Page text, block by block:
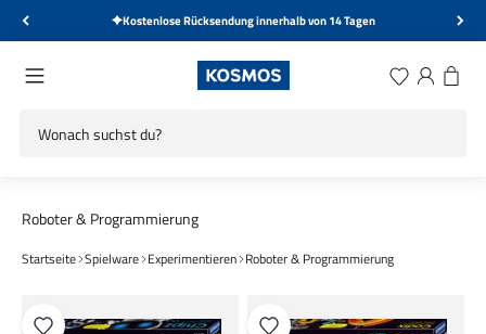
Zum Inhalt springen Kostenlose Rücksendung innerhalb von 14 Tagen
Menü KOSMOS Verlag Wunschliste
Anmelden
Startseite Spielware Experimentieren Roboter & Programmierung